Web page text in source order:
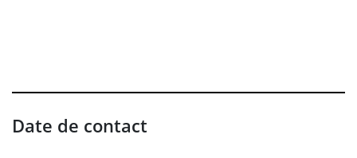
Date de contact